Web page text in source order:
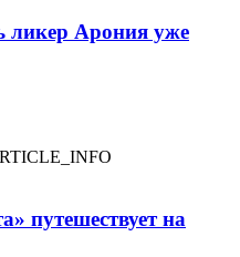
ликep Арония уже
путешествует на